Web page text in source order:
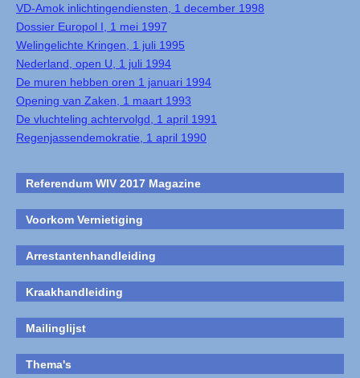
VD-Amok inlichtingendiensten, 1 december 1998
Dossier Europol I, 1 mei 1997
Welingelichte Kringen, 1 juli 1995
Nederland, open U, 1 juli 1994
De muren hebben oren 1 januari 1994
Opening van Zaken, 1 maart 1993
De vluchteling achtervolgd, 1 april 1991
Regenjassendemokratie, 1 april 1990
Referendum WIV 2017 Magazine
Voorkom Vernietiging
Arrestantenhandleiding
Kraakhandleiding
Mailinglijst
Thema's